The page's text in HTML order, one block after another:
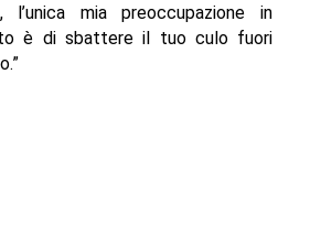
l’unica mia preoccupazione in
è di sbattere il tuo culo fuori